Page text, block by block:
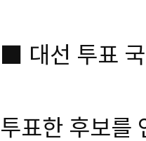
■ 대선 투표
투표한 후보를